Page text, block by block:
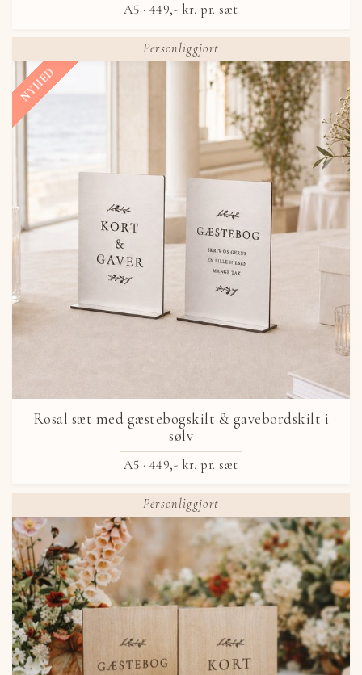
A5 · 449,- kr. pr. sæt
NYHED
Personliggjort
Rosal sæt med gæstebogskilt & gavebordskilt i
sølv
A5 · 449,- kr. pr. sæt
Personliggjort